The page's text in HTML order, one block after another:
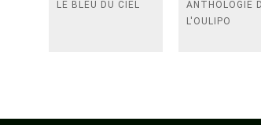
LE BLEU DU CIEL
ANTHOLOGIE
L'OULIPO